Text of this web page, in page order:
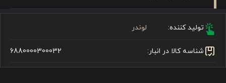
تولید کننده: لوندر
شناسه کالا در انبار: 6880000300032